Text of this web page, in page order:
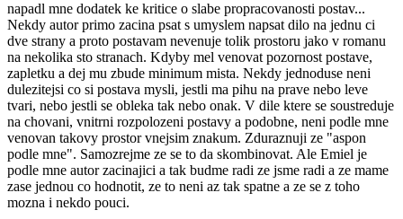
napadl mne dodatek ke kritice o slabe propracovanosti postav...
Nekdy autor primo zacina psat s umyslem napsat dilo na jednu ci
dve strany a proto postavam nevenuje tolik prostoru jako v romanu
na nekolika sto stranach. Kdyby mel venovat pozornost postave,
zapletku a dej mu zbude minimum mista. Nekdy jednoduse neni
dulezitejsi co si postava mysli, jestli ma pihu na prave nebo leve
tvari, nebo jestli se obleka tak nebo onak. V dile ktere se soustreduje
na chovani, vnitrni rozpolozeni postavy a podobne, neni podle mne
venovan takovy prostor vnejsim znakum. Zduraznuji ze "aspon
podle mne". Samozrejme ze se to da skombinovat. Ale Emiel je
podle mne autor zacinajici a tak budme radi ze jsme radi a ze mame
zase jednou co hodnotit, ze to neni az tak spatne a ze se z toho
mozna i nekdo pouci.